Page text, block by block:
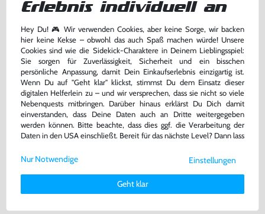
Grand Theft Auto / GTA: Vice City
[Platinum] (DE Version) (mit OVP)
15,99 €
Zustand wählen
Gran Turismo 6 (DE Version) (mit
OVP)
PS3
ab11,99 €
Zustand wählen
Erlebnis individuell an
Hey Du! 🎮 Wir verwenden Cookies, aber keine Sorge, wir backen
hier keine Kekse – obwohl das auch Spaß machen würde! Unsere
Cookies sind wie die Sidekick-Charaktere in Deinem Lieblingsspiel:
Sie sorgen für Zuverlässigkeit, Sicherheit und ein bisschen
persönliche Anpassung, damit Dein Einkaufserlebnis einzigartig ist.
Wenn Du auf "Geht klar" klickst, stimmst Du dem Einsatz dieser
digitalen Helferlein zu – und wir versprechen, dass sie nicht so viele
Nebenquests mitbringen. Darüber hinaus erklärst Du Dich damit
einverstanden, dass Deine Daten auch an Dritte weitergegeben
werden können. Bitte beachte, dass dies ggf. die Verarbeitung der
Daten in den USA einschließt. Bereit für das nächste Level? Dann lass
Weitere Informationen zu den von uns verwendeten Cookies und
Deinen Rechten als Nutzer findest Du in unsererDaten­schutz­
Impressum.
Einstellungen
Geht klar
Nur Notwendige